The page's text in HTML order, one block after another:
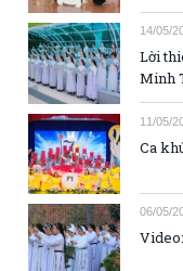
14/05/
Lời
Minh
11/05/
Ca
06/05/